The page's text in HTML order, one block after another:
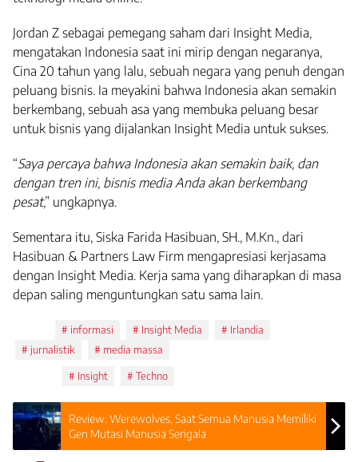
Jordan Z sebagai pemegang saham dari Insight Media,
mengatakan Indonesia saat ini mirip dengan negaranya,
Cina 20 tahun yang lalu, sebuah negara yang penuh dengan
peluang bisnis. Ia meyakini bahwa Indonesia akan semakin
berkembang, sebuah asa yang membuka peluang besar
untuk bisnis yang dijalankan Insight Media untuk sukses.
“Saya percaya bahwa Indonesia akan semakin baik, dan
dengan tren ini, bisnis media Anda akan berkembang
pesat,” ungkapnya.
Sementara itu, Siska Farida Hasibuan, SH., M.Kn., dari
Hasibuan & Partners Law Firm mengapresiasi kerjasama
dengan Insight Media. Kerja sama yang diharapkan di masa
depan saling menguntungkan satu sama lain.
informasi Insight Media
Irlandia
jurnalistik
media massa
Insight Techno
Review: Werewolves, Saat Semua Manusia Memiliki
Gen Mutasi Manusia Serigala